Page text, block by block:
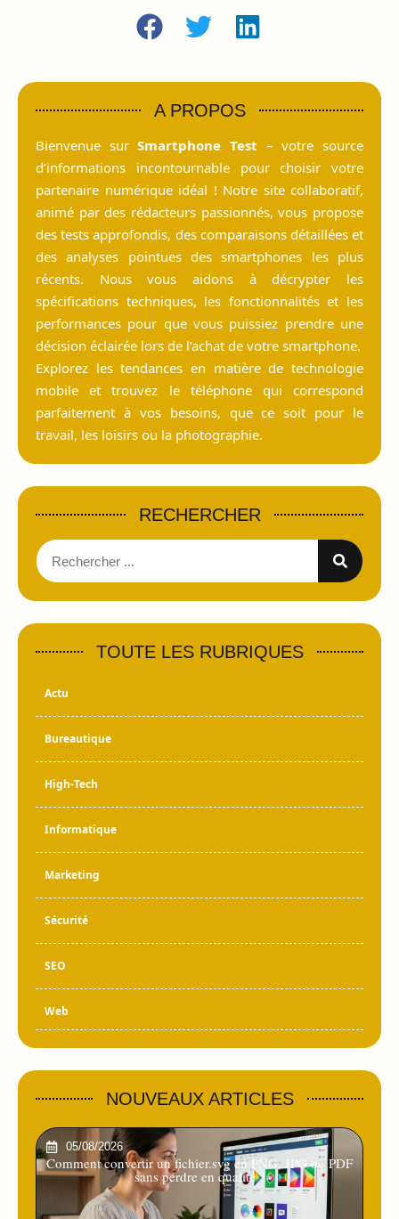
A PROPOS
Bienvenue surSmartphone Test – votre source
d’informations incontournable pour choisir votre
partenaire numérique idéal ! Notre site collaboratif,
animé par des rédacteurs passionnés, vous propose
des tests approfondis, des comparaisons détaillées et
des analyses pointues des smartphones les plus
récents. Nous vous aidons à décrypter les
spécifications techniques, les fonctionnalités et les
performances pour que vous puissiez prendre une
décision éclairée lors de l’achat de votre smartphone.
Explorez les tendances en matière de technologie
mobile et trouvez le téléphone qui correspond
parfaitement à vos besoins, que ce soit pour le
travail, les loisirs ou la photographie.
RECHERCHER
TOUTE LES RUBRIQUES
Actu
Bureautique
High-Tech
Informatique
Marketing
Sécurité
SEO
Web
NOUVEAUX ARTICLES
05/08/2026
Comment convertir un fichier.svg en PNG, JPG ou PDF
sans perdre en qualité ?